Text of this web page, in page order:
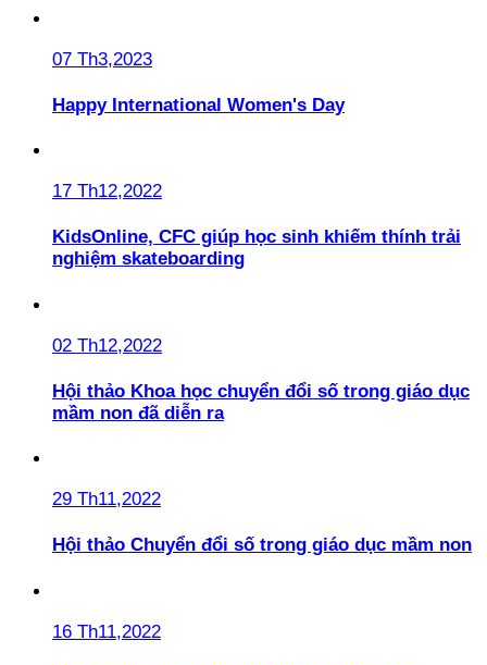
07 Th3,2023
Happy International Women's Day
17 Th12,2022
KidsOnline, CFC giúp học sinh khiếm thính trải
nghiệm skateboarding
02 Th12,2022
Hội thảo Khoa học chuyển đổi số trong giáo dục
mầm non đã diễn ra
29 Th11,2022
Hội thảo Chuyển đổi số trong giáo dục mầm non
16 Th11,2022